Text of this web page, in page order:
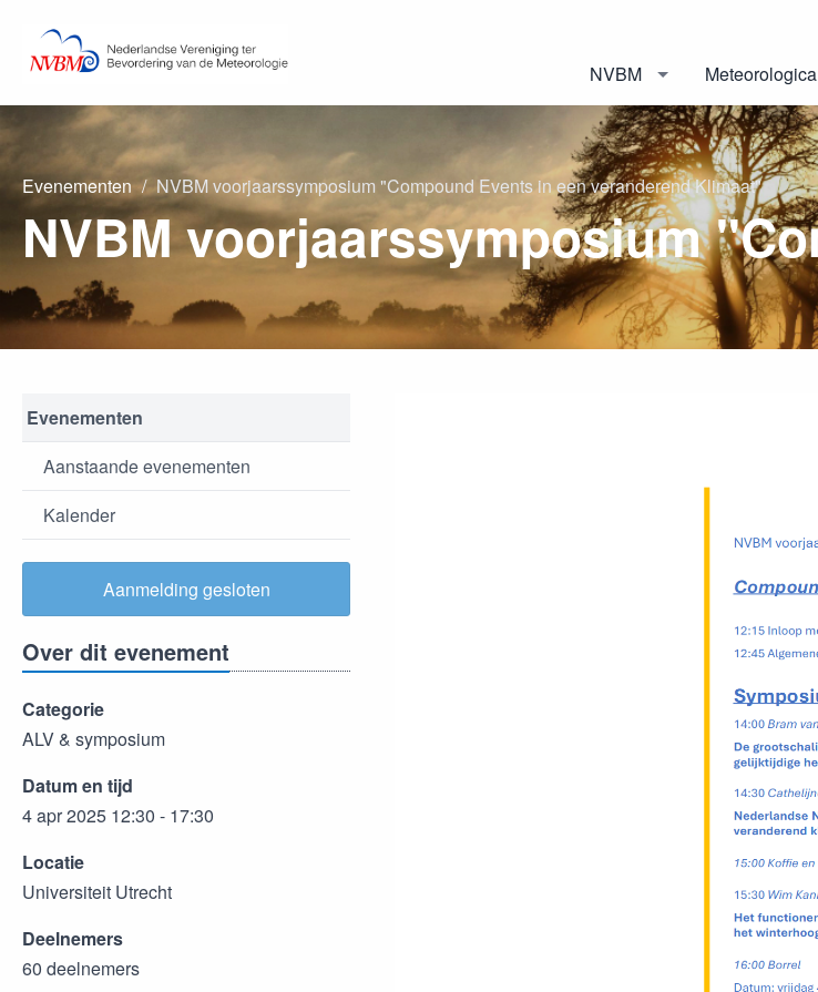
NVBM Meteorologica
Evenementen NVBM voorjaarssymposium "Compound Events in een veranderend Klimaat"
Evenementen
Aanstaande evenementen
Kalender
Aanmelding gesloten
Over dit evenement
Categorie
ALV & symposium
Datum en tijd
4 apr 2025 12:30 - 17:30
Locatie
Universiteit Utrecht
Deelnemers
60 deelnemers